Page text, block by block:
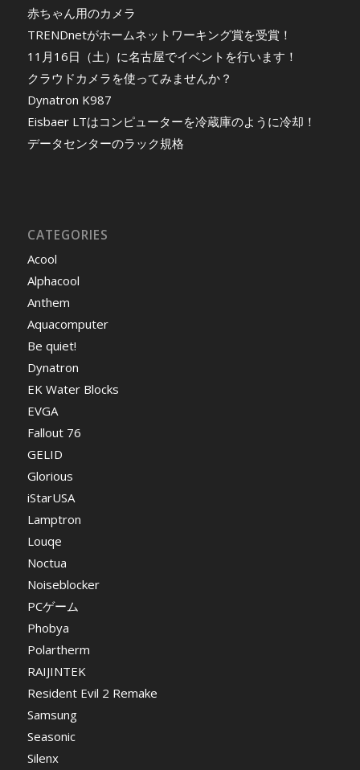
赤ちゃん用のカメラ
TRENDnetがホームネットワーキング賞を受賞！
11月16日（土）に名古屋でイベントを行います！
クラウドカメラを使ってみませんか？
Dynatron K987
Eisbaer LTはコンピューターを冷蔵庫のように冷却！
データセンターのラック規格
CATEGORIES
Acool
Alphacool
Anthem
Aquacomputer
Be quiet!
Dynatron
EK Water Blocks
EVGA
Fallout 76
GELID
Glorious
iStarUSA
Lamptron
Louqe
Noctua
Noiseblocker
PCゲーム
Phobya
Polartherm
RAIJINTEK
Resident Evil 2 Remake
Samsung
Seasonic
Silenx